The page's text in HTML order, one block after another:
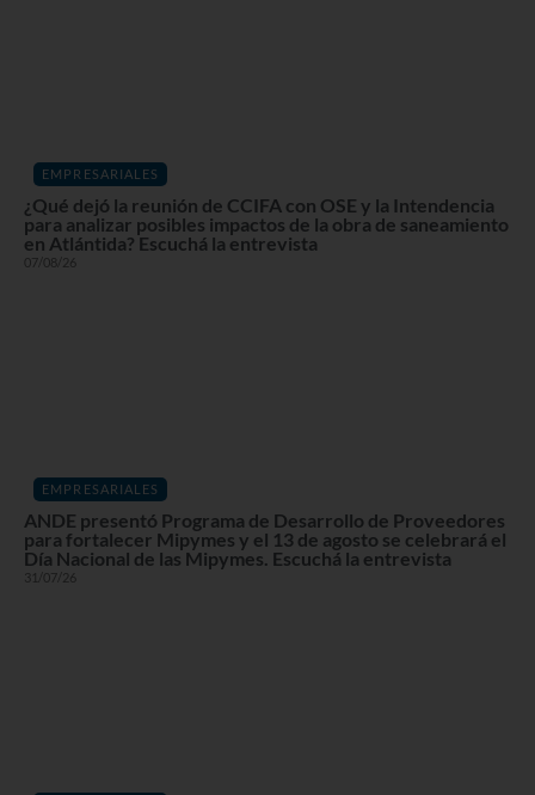
EMPRESARIALES
¿Qué dejó la reunión de CCIFA con OSE y la Intendencia
para analizar posibles impactos de la obra de saneamiento
en Atlántida? Escuchá la entrevista
07/08/26
EMPRESARIALES
ANDE presentó Programa de Desarrollo de Proveedores
para fortalecer Mipymes y el 13 de agosto se celebrará el
Día Nacional de las Mipymes. Escuchá la entrevista
31/07/26